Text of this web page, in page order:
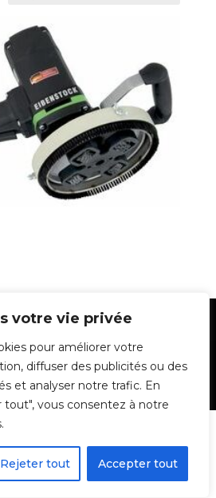
votre vie privée
pour améliorer votre
diffuser des publicités ou des
et analyser notre trafic. En
tout", vous consentez à notre
Rejeter tout Accepter tout
Légales
droits réservés - 2022